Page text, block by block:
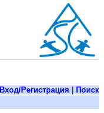
Вход/Регистрация Поиск